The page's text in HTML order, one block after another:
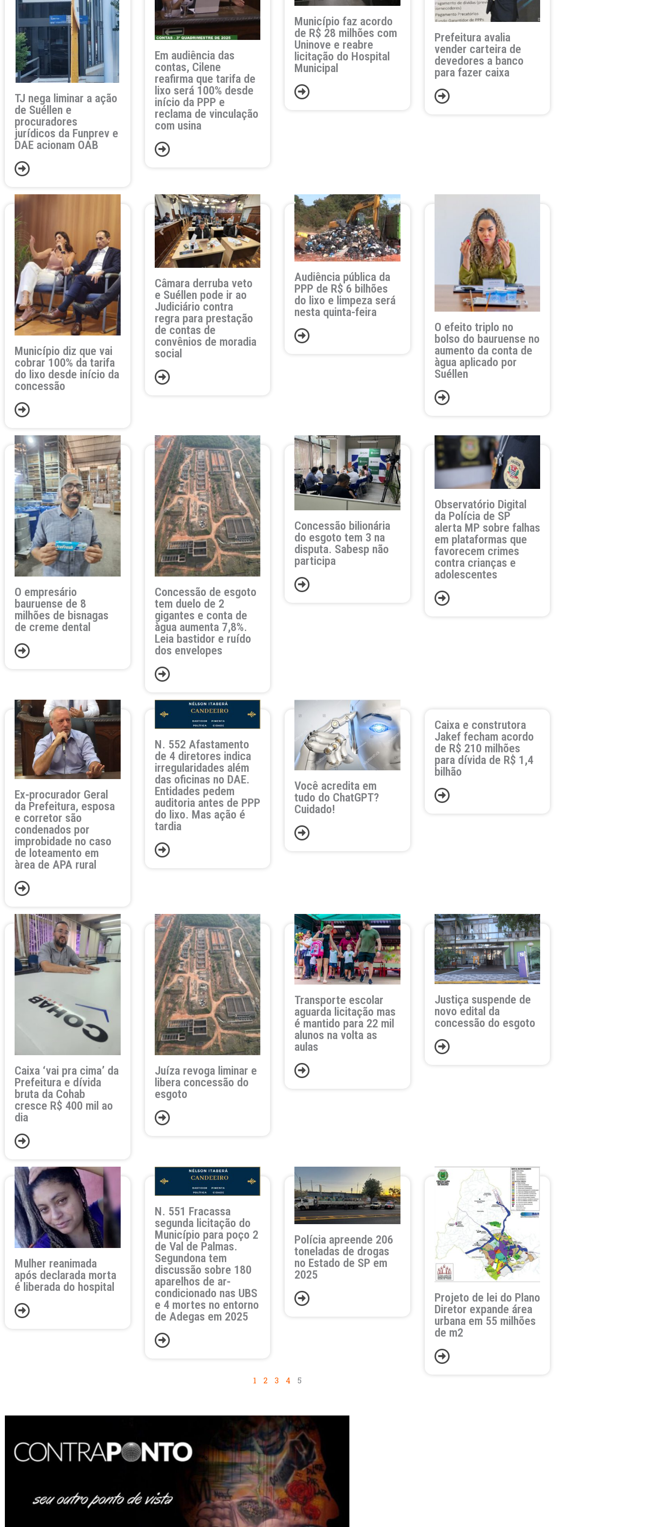
TJ nega liminar a ação
de Suéllen e
procuradores
jurídicos da Funprev e
DAE acionam OAB
Em audiência das
contas, Cilene
reafirma que tarifa de
lixo será 100% desde
início da PPP e
reclama de vinculação
com usina
Município faz acordo
de R$ 28 milhões com
Uninove e reabre
licitação do Hospital
Municipal
Prefeitura avalia
vender carteira de
devedores a banco
para fazer caixa
Município diz que vai
cobrar 100% da tarifa
do lixo desde início da
concessão
Câmara derruba veto
e Suéllen pode ir ao
Judiciário contra
regra para prestação
de contas de
convênios de moradia
social
Audiência pública da
PPP de R$ 6 bilhões
do lixo e limpeza será
nesta quinta-feira
O efeito triplo no
bolso do bauruense no
aumento da conta de
àgua aplicado por
Suéllen
O empresário
bauruense de 8
milhões de bisnagas
de creme dental
Concessão de esgoto
tem duelo de 2
gigantes e conta de
àgua aumenta 7,8%.
Leia bastidor e ruído
dos envelopes
Concessão bilionária
do esgoto tem 3 na
disputa. Sabesp não
participa
Observatório Digital
da Polícia de SP
alerta MP sobre falhas
em plataformas que
favorecem crimes
contra crianças e
adolescentes
Ex-procurador Geral
da Prefeitura, esposa
e corretor são
condenados por
improbidade no caso
de loteamento em
àrea de APA rural
N. 552 Afastamento
de 4 diretores indica
irregularidades além
das oficinas no DAE.
Entidades pedem
auditoria antes de PPP
do lixo. Mas ação é
tardia
Você acredita em
tudo do ChatGPT?
Cuidado!
Caixa e construtora
Jakef fecham acordo
de R$ 210 milhões
para dívida de R$ 1,4
bilhão
Caixa ‘vai pra cima’ da
Prefeitura e dívida
bruta da Cohab
cresce R$ 400 mil ao
dia
Juíza revoga liminar e
libera concessão do
esgoto
Transporte escolar
aguarda licitação mas
é mantido para 22 mil
alunos na volta as
aulas
Justiça suspende de
novo edital da
concessão do esgoto
Mulher reanimada
após declarada morta
é liberada do hospital
N. 551 Fracassa
segunda licitação do
Município para poço 2
de Val de Palmas.
Segundona tem
discussão sobre 180
aparelhos de ar-
condicionado nas UBS
e 4 mortes no entorno
de Adegas em 2025
Polícia apreende 206
toneladas de drogas
no Estado de SP em
2025
Projeto de lei do Plano
Diretor expande área
urbana em 55 milhões
de m2
1 2 3 4 5